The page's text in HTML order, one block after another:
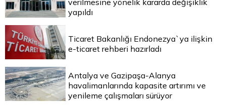
verilmesine yönelik kararda değişiklik
yapıldı
Ticaret Bakanlığı Endonezya`ya ilişkin
e-ticaret rehberi hazırladı
Antalya ve Gazipaşa-Alanya
havalimanlarında kapasite artırımı ve
yenileme çalışmaları sürüyor